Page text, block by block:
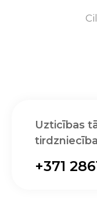
Uzticības
+371